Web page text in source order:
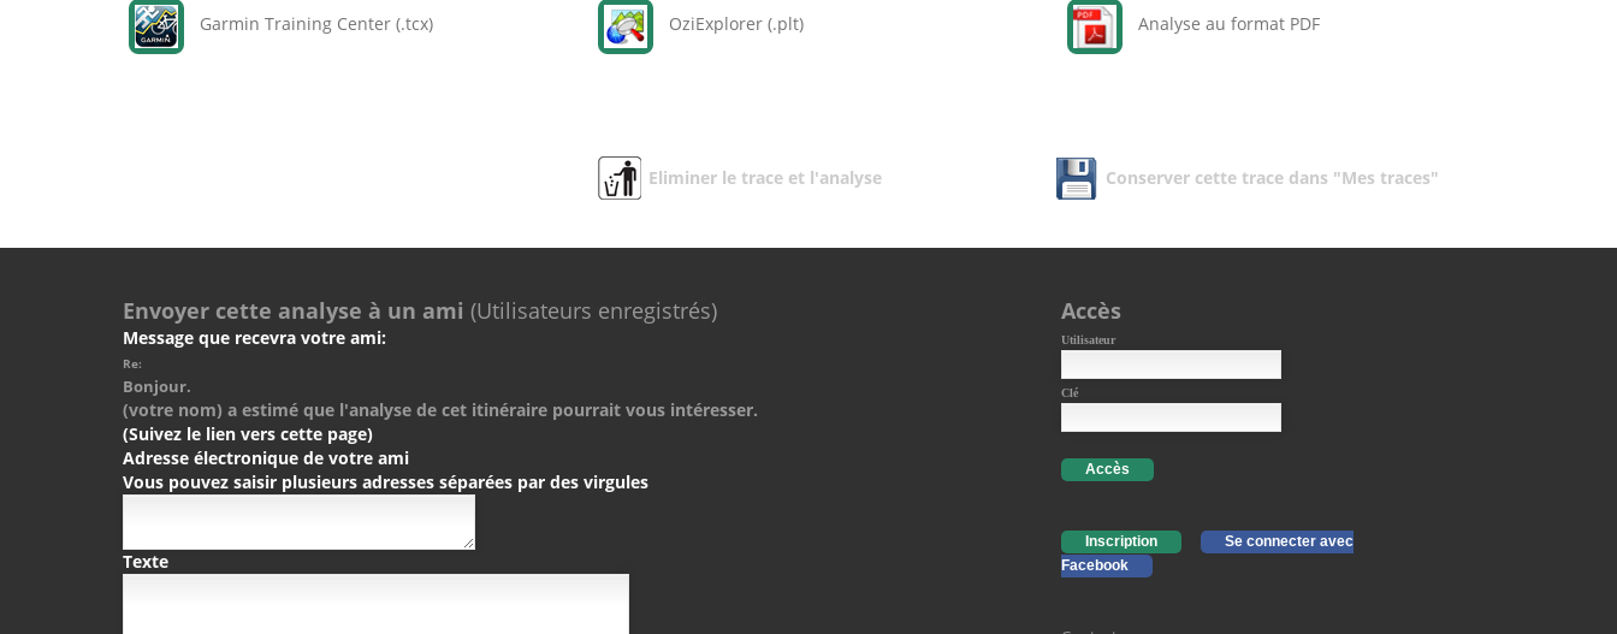
Garmin Training Center (.tcx) OziExplorer (.plt) Analyse au format PDF
Eliminer le trace et l'analyse Conserver cette trace dans "Mes traces"
Envoyer cette analyse à un ami (Utilisateurs enregistrés)
Message que recevra votre ami:
Re:
Bonjour.
(votre nom) a estimé que l'analyse de cet itinéraire pourrait vous intéresser.
(Suivez le lien vers cette page)
Adresse électronique de votre ami
Vous pouvez saisir plusieurs adresses séparées par des virgules
Texte
Accès
Utilisateur
Clé
Accès
Inscription
Se connecter avec
Facebook